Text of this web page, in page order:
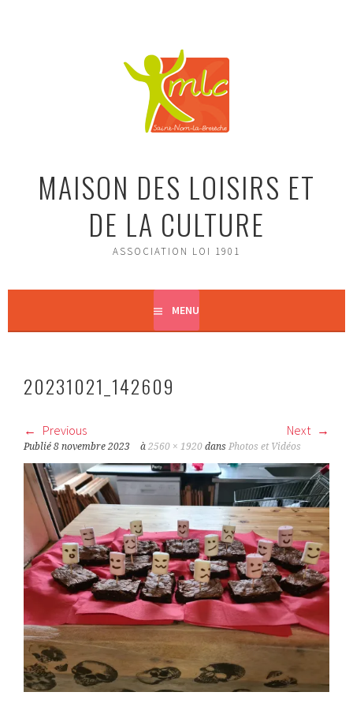
MAISON DES LOISIRS ET
DE LA CULTURE
ASSOCIATION LOI 1901
MENU
20231021_142609
Previous Next
Publié8 novembre 2023 à2560 × 1920 dansPhotos et Vidéos